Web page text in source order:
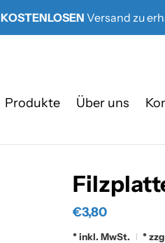
KOSTENLOSEN Versand zu
Produkte Über uns
€3,80
* inkl. MwSt. *